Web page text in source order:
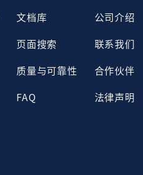
文档库
页面搜索
质量与可靠性
FAQ
公司介绍
联系我们
合作伙伴
法律声明